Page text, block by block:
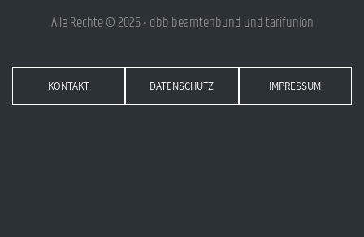
Alle Rechte © 2026 • dbb beamtenbund und tarifunion
KONTAKT DATENSCHUTZ IMPRESSUM